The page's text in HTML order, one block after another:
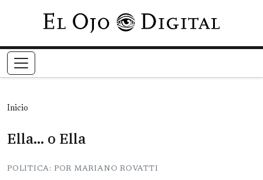
Pasar al contenido principal
Inicio
Ella... o Ella
POLITICA: POR MARIANO ROVATTI